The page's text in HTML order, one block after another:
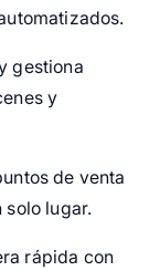
gestiona
y
de venta
solo lugar.
rápida con